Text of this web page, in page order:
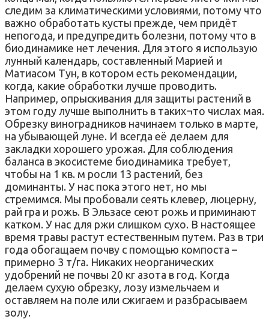
следим за климатическими условиями, потому что
важно обработать кусты прежде, чем придёт
непогода, и предупредить болезни, потому что в
биодинамике нет лечения. Для этого я использую
лунный календарь, составленный Марией и
Матиасом Тун, в котором есть рекомендации,
когда, какие обработки лучше проводить.
Например, опрыскивания для защиты растений в
этом году лучше выполнить в таких¬то числах мая.
Обрезку виноградников начинаем только в марте,
на убывающей луне. И всегда её делаем для
закладки хорошего урожая. Для соблюдения
баланса в экосистеме биодинамика требует,
чтобы на 1 кв. м росли 13 растений, без
доминанты. У нас пока этого нет, но мы
стремимся. Мы пробовали сеять клевер, люцерну,
рай гра и рожь. В Эльзасе сеют рожь и приминают
катком. У нас для ржи слишком сухо. В настоящее
время травы растут естественным путем. Раз в три
года обогащаем почву с помощью компоста –
примерно 3 т/га. Никаких неорганических
удобрений не почвы 20 кг азота в год. Когда
делаем сухую обрезку, лозу измельчаем и
оставляем на поле или сжигаем и разбрасываем
золу.